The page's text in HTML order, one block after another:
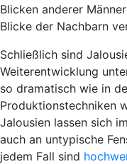
Blicken anderer
Blicke der Nachbarn
Schließlich sind
Weiterentwicklung
so dramatisch wie in
Produktionstechniken
Jalousien lassen sich
auch an untypische
jedem Fall sind